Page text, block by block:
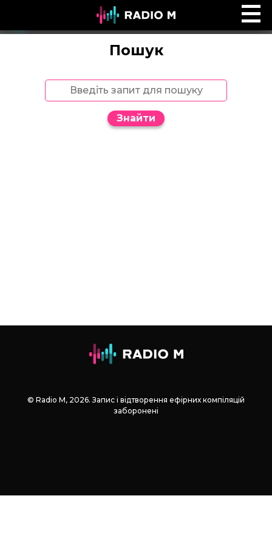
Ефір Radio M
Пошук
Знайти
© Radio М, 2026. Запис і відтворення ефірних компіляцій
заборонені